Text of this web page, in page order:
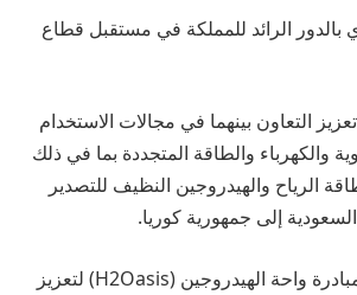
بالدور الرائد للمملكة في مستقبل قطاع
التعاون بينهما في مجالات الاستخدام
والكهرباء والطاقة المتجددة بما في ذلك
الرياح والهيدروجين النظيف للتصدير
إلى جمهورية كوريا.
ووقع الجانبان على مبادرة واحة الهيدروجين (H2Oasis) لتعزيز